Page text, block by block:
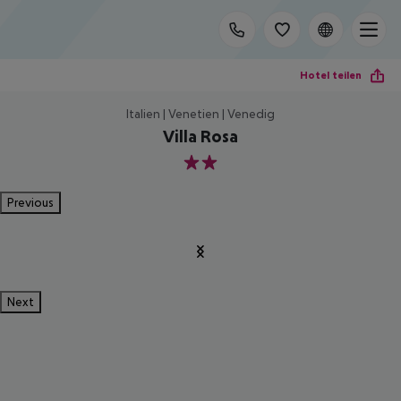
Hotel teilen
Italien | Venetien | Venedig
Villa Rosa
2
Previous
Next